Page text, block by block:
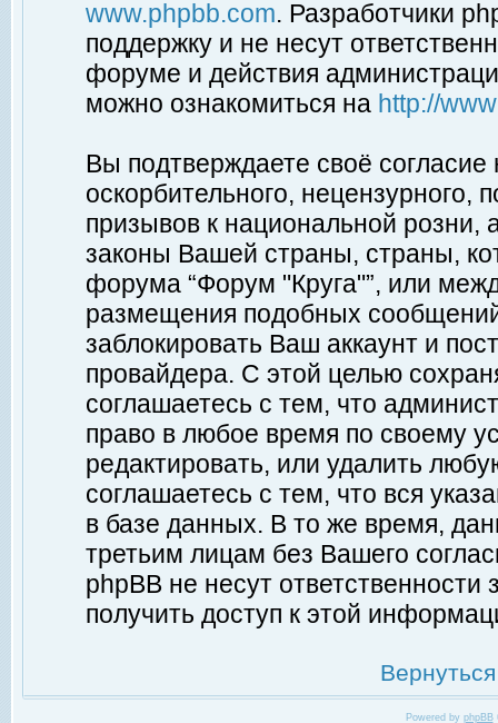
www.phpbb.com. Разработчики
поддержку и не несут
форуме и действия
можно ознакомиться на http://
Вы подтверждаете своё
оскорбительного, нецензурного,
призывов к национальной
законы Вашей страны, страны,
форума “Форум "Круга"”, или
размещения подобных
заблокировать Ваш аккаунт и
провайдера. С этой целью
соглашаетесь с тем, что
право в любое время по своему
редактировать, или удалить
соглашаетесь с тем, что вся
в базе данных. В то же время,
третьим лицам без Вашего
phpBB не несут ответственности
получить доступ к этой
Powered by phpBB